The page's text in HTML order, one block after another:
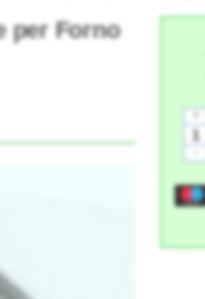
per Forno
+